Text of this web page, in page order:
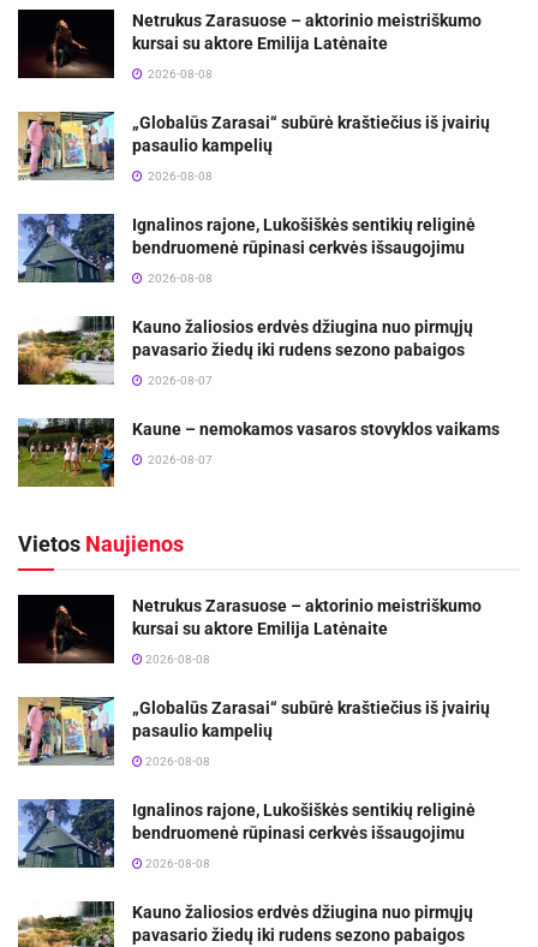
Netrukus Zarasuose – aktorinio meistriškumo
kursai su aktore Emilija Latėnaite
2026-08-08
„Globalūs Zarasai“ subūrė kraštiečius iš įvairių
pasaulio kampelių
2026-08-08
Ignalinos rajone, Lukošiškės sentikių religinė
bendruomenė rūpinasi cerkvės išsaugojimu
2026-08-08
Kauno žaliosios erdvės džiugina nuo pirmųjų
pavasario žiedų iki rudens sezono pabaigos
2026-08-07
Kaune – nemokamos vasaros stovyklos vaikams
2026-08-07
Vietos Naujienos
Netrukus Zarasuose – aktorinio meistriškumo
kursai su aktore Emilija Latėnaite
2026-08-08
„Globalūs Zarasai“ subūrė kraštiečius iš įvairių
pasaulio kampelių
2026-08-08
Ignalinos rajone, Lukošiškės sentikių religinė
bendruomenė rūpinasi cerkvės išsaugojimu
2026-08-08
Kauno žaliosios erdvės džiugina nuo pirmųjų
pavasario žiedų iki rudens sezono pabaigos